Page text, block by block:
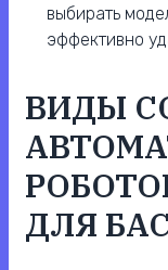
выбирать
эффективно
ВИДЫ
ДЛЯ